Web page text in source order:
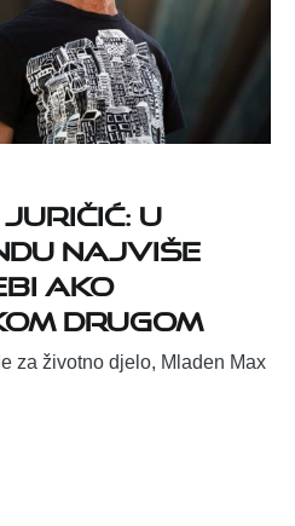
U
najviše
ako
drugom
za životno djelo, Mladen Max